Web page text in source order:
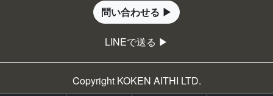
問い合わせる ▶
LINEで送る ▶
Copyright KOKEN AITHI LTD.